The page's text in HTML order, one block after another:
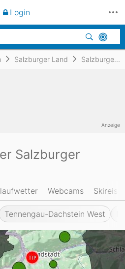
Salzburger Land Salzburger Sportwelt
Salzburger
Webcams
Tennengau-Dachstein West
Anzeige
Login